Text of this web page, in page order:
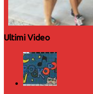
Ultimi Video